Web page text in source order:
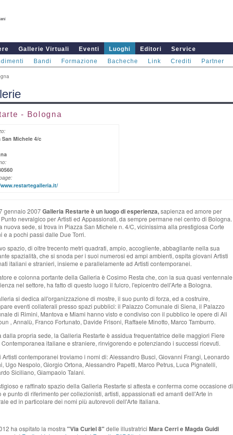
Gallerie Virtuali Eventi Luoghi Editori
Service
Bandi Formazione Bacheche Link Crediti Partner
- Bologna
San Michele 4/c
gennaio 2007Galleria Restarte è un luogo di esperienza,sapienza ed amore per
nevralgico per Artisti ed Appassionati, da sempre permane nel centro di Bologna.
nuova sede, si trova in Piazza San Michele n. 4/C, vicinissima alla prestigiosa Corte
e a pochi passi dalle Due Torri.
spazio, di oltre trecento metri quadrati, ampio, accogliente, abbagliante nella sua
spazialità, che si snoda per i suoi numerosi ed ampi ambienti, ospita giovani Artisti
italiani e stranieri, insieme e parallelamente ad Artisti contemporanei.
e colonna portante della Galleria è Cosimo Resta che, con la sua quasi ventennale
nel settore, ha fatto di questo luogo il fulcro, l'epicentro dell'Arte a Bologna.
si dedica all'organizzazione di mostre, il suo punto di forza, ed a costruire,
eventi collaterali presso spazi pubblici: il Palazzo Comunale di Siena, il Palazzo
di Rimini, Mantova e Miami hanno visto e condiviso con il pubblico le opere di Ali
, Annalù, Franco Fortunato, Davide Frisoni, Raffaele Minotto, Marco Tamburro.
dalla propria sede, la Galleria Restarte è assidua frequentatrice delle maggiori Fiere
Contemporanea italiane e straniere, rinvigorendo e potenziando i successi ricevuti.
Artisti contemporanei troviamo i nomi di: Alessandro Busci, Giovanni Frangi, Leonardo
Ugo Nespolo, Giorgio Ortona, Alessandro Papetti, Marco Petrus, Luca Pignatelli,
Siciliano, Giampaolo Talani.
e raffinato spazio della Galleria Restarte si attesta e conferma come occasione di
e punto di riferimento per collezionisti, artisti, appassionati ed amanti dell'Arte in
ed in particolare dei nomi più autorevoli dell'Arte Italiana.
ha ospitato la mostra "Via Curiel 8" delle illustratrici Mara Cerri e Magda Guidi